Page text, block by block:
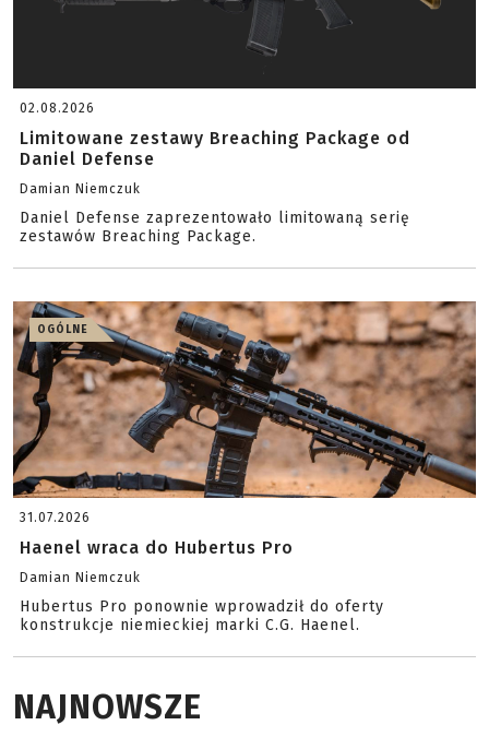
02.08.2026
Limitowane zestawy Breaching Package od
Daniel Defense
Damian Niemczuk
Daniel Defense zaprezentowało limitowaną serię
zestawów Breaching Package.
OGÓLNE
31.07.2026
Haenel wraca do Hubertus Pro
Damian Niemczuk
Hubertus Pro ponownie wprowadził do oferty
konstrukcje niemieckiej marki C.G. Haenel.
NAJNOWSZE